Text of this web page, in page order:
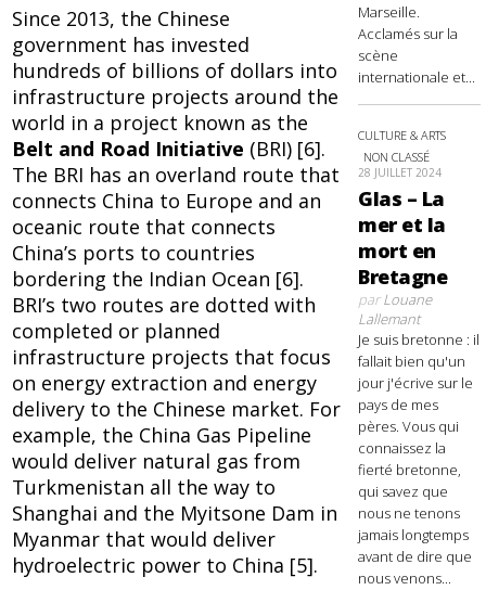
Since 2013, the Chinese
government has invested
hundreds of billions of dollars into
infrastructure projects around the
world in a project known as the
Belt and Road Initiative (BRI) [6].
The BRI has an overland route that
connects China to Europe and an
oceanic route that connects
China’s ports to countries
bordering the Indian Ocean [6].
BRI’s two routes are dotted with
completed or planned
infrastructure projects that focus
on energy extraction and energy
delivery to the Chinese market. For
example, the China Gas Pipeline
would deliver natural gas from
Turkmenistan all the way to
Shanghai and the Myitsone Dam in
Myanmar that would deliver
hydroelectric power to China [5].
Marseille.
Acclamés sur la
scène
internationale et...
CULTURE & ARTS
NON CLASSÉ
28 JUILLET 2024
Glas – La
mer et la
mort en
Bretagne
parLouane
Lallemant
Je suis bretonne : il
fallait bien qu'un
jour j'écrive sur le
pays de mes
pères. Vous qui
connaissez la
fierté bretonne,
qui savez que
nous ne tenons
jamais longtemps
avant de dire que
nous venons...